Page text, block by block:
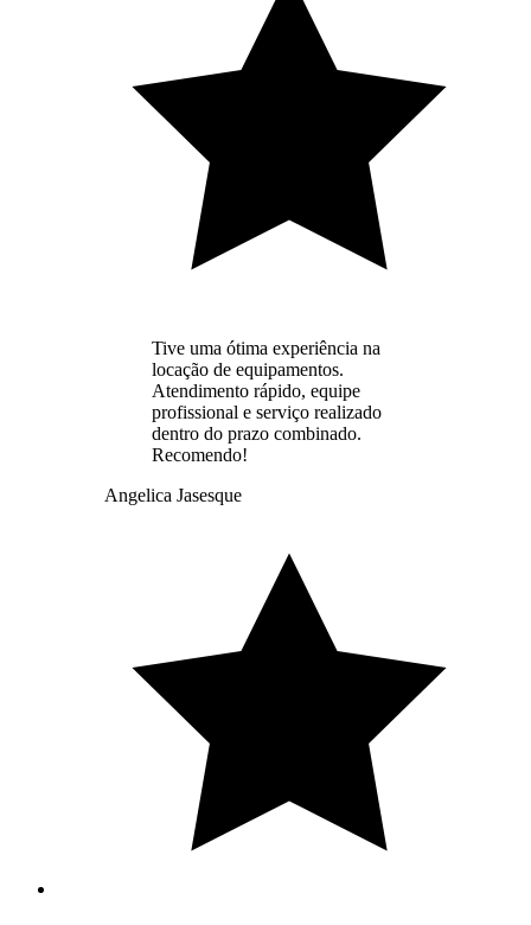
Tive uma ótima experiência na
locação de equipamentos.
Atendimento rápido, equipe
profissional e serviço realizado
dentro do prazo combinado.
Recomendo!
Angelica Jasesque